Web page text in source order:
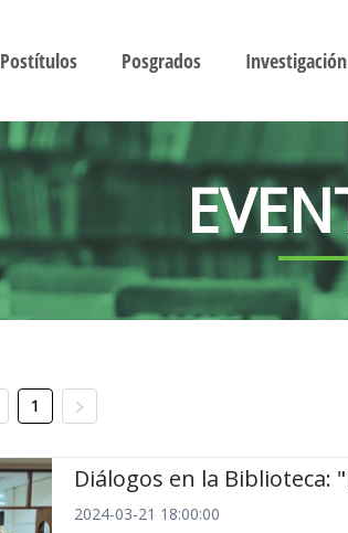
Postítulos Posgrados Investigación
1
Diálogos en la Biblioteca:
2024-03-21 18:00:00